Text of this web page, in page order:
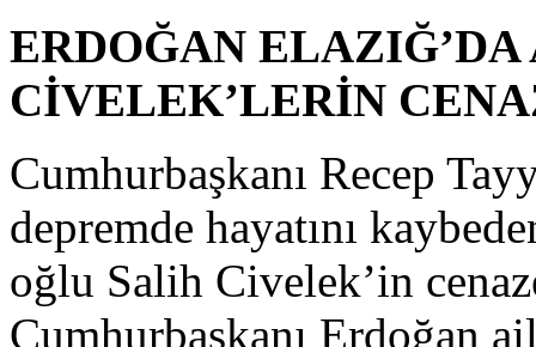
ERDOĞAN ELAZIĞ’DA
CİVELEK’LERİN
Cumhurbaşkanı Recep
depremde hayatını
oğlu Salih Civelek’in
Cumhurbaşkanı Erdoğan